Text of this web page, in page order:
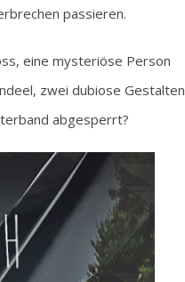
passieren.
eine mysteriöse Person
zwei dubiose Gestalten
abgesperrt?